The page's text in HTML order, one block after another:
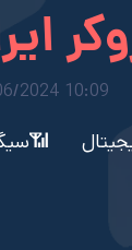
10:09 29/06/2024 -